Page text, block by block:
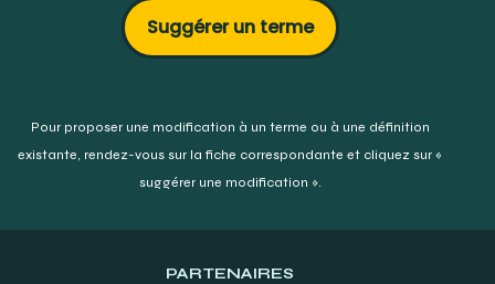
Suggérer un terme
Pour proposer une modification à un terme ou à une définition
existante, rendez-vous sur la fiche correspondante et cliquez sur «
suggérer une modification ».
PARTENAIRES